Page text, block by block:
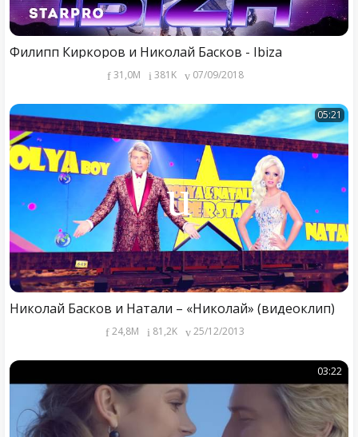
Филипп Киркоров и Николай Басков - Ibiza
31,0M 381K 07/09/2018
05:21
Николай Басков и Натали – «Николай» (видеоклип)
24,8M 81,2K 25/12/2013
03:22